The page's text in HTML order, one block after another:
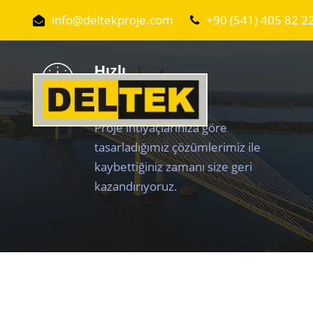
info@deltekproje.com +90 (541) 405 82
Hızlı
Çözümler.
Proje ihtiyaçlarınıza göre
tasarladığımız çözümlerimiz ile
kaybettiğiniz zamanı size geri
kazandırıyoruz.